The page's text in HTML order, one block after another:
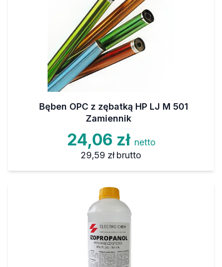
Bęben OPC z zębatką HP LJ M 501
Zamiennik
24,06 zł netto
29,59 zł brutto